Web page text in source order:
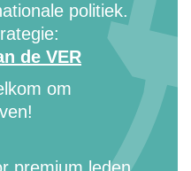
politiek.
de VER
om